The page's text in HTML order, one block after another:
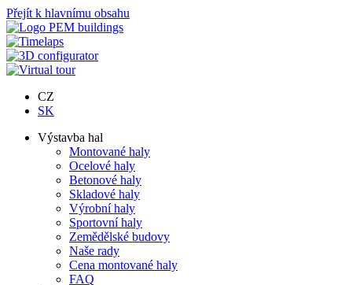
Přejít k hlavnímu obsahu
CZ
SK
Výstavba hal
Montované haly
Ocelové haly
Betonové haly
Skladové haly
Výrobní haly
Sportovní haly
Zemědělské budovy
Naše rady
Cena montované haly
FAQ